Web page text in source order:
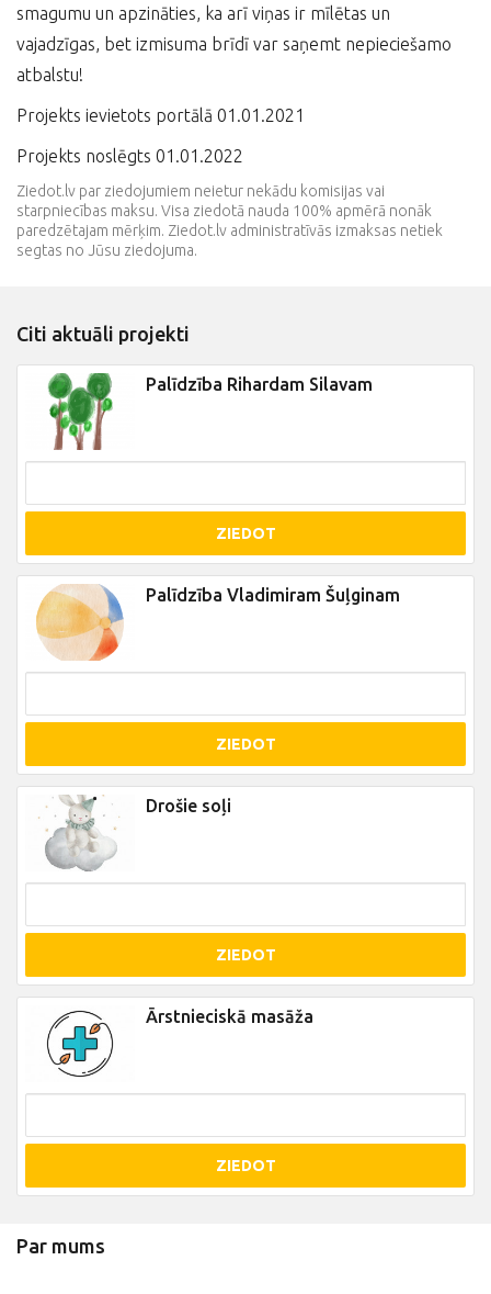
smagumu un apzināties, ka arī viņas ir mīlētas un
vajadzīgas, bet izmisuma brīdī var saņemt nepieciešamo
atbalstu!
Projekts ievietots portālā 01.01.2021
Projekts noslēgts 01.01.2022
Ziedot.lv par ziedojumiem neietur nekādu komisijas vai
starpniecības maksu. Visa ziedotā nauda 100% apmērā nonāk
paredzētajam mērķim. Ziedot.lv administratīvās izmaksas netiek
segtas no Jūsu ziedojuma.
Citi aktuāli projekti
Palīdzība Rihardam Silavam
ZIEDOT
Palīdzība Vladimiram Šuļginam
ZIEDOT
Drošie soļi
ZIEDOT
Ārstnieciskā masāža
ZIEDOT
Par mums